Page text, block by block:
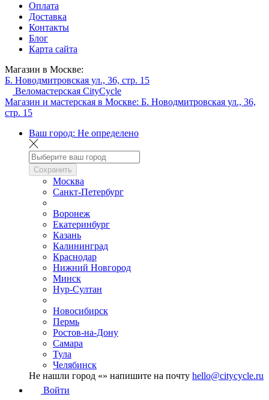
Оплата
Доставка
Контакты
Блог
Карта сайта
Магазин в Москве:
Б. Новодмитровская ул., 36, стр. 15
Веломастерская CityCycle
Магазин и мастерская в Москве: Б. Новодмитровская ул., 36,
стр. 15
Ваш город: Не определено
Сохранить
Москва
Санкт-Петербург
Воронеж
Екатеринбург
Казань
Калининград
Краснодар
Нижний Новгород
Минск
Нур-Султан
Новосибирск
Пермь
Ростов-на-Дону
Самара
Тула
Челябинск
Не нашли город «» напишите на почту hello@citycycle.ru
Войти